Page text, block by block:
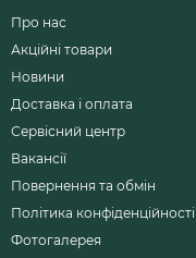
Про нас
Акційні товари
Новини
Доставка і оплата
Сервісний центр
Вакансії
Повернення та обмін
Політика конфіденційності
Фотогалерея